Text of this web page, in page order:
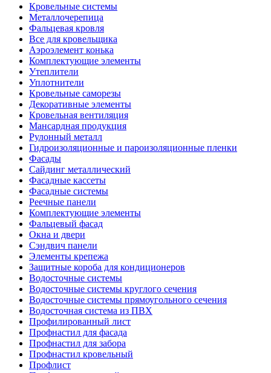
Кровельные системы
Металлочерепица
Фальцевая кровля
Все для кровельщика
Аэроэлемент конька
Комплектующие элементы
Утеплители
Уплотнители
Кровельные саморезы
Декоративные элементы
Кровельная вентиляция
Мансардная продукция
Рулонный металл
Гидроизоляционные и пароизоляционные пленки
Фасады
Сайдинг металлический
Фасадные кассеты
Фасадные системы
Реечные панели
Комплектующие элементы
Фальцевый фасад
Окна и двери
Сэндвич панели
Элементы крепежа
Защитные короба для кондиционеров
Водосточные системы
Водосточные системы круглого сечения
Водосточные системы прямоугольного сечения
Водосточная система из ПВХ
Профилированный лист
Профнастил для фасада
Профнастил для забора
Профнастил кровельный
Профлист